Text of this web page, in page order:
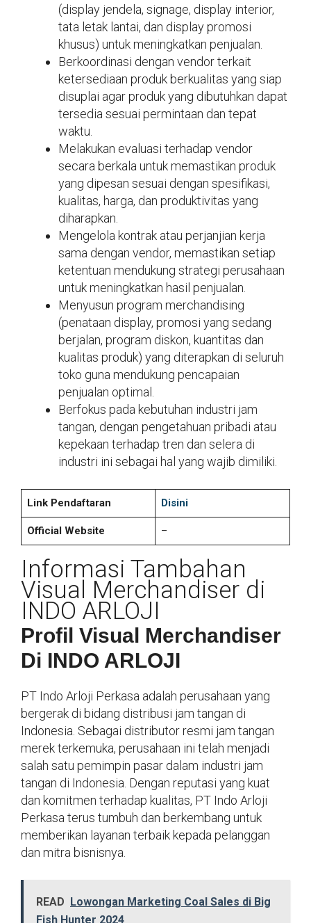
(display jendela, signage, display interior,
tata letak lantai, dan display promosi
khusus) untuk meningkatkan penjualan.
Berkoordinasi dengan vendor terkait
ketersediaan produk berkualitas yang siap
disuplai agar produk yang dibutuhkan dapat
tersedia sesuai permintaan dan tepat
waktu.
Melakukan evaluasi terhadap vendor
secara berkala untuk memastikan produk
yang dipesan sesuai dengan spesifikasi,
kualitas, harga, dan produktivitas yang
diharapkan.
Mengelola kontrak atau perjanjian kerja
sama dengan vendor, memastikan setiap
ketentuan mendukung strategi perusahaan
untuk meningkatkan hasil penjualan.
Menyusun program merchandising
(penataan display, promosi yang sedang
berjalan, program diskon, kuantitas dan
kualitas produk) yang diterapkan di seluruh
toko guna mendukung pencapaian
penjualan optimal.
Berfokus pada kebutuhan industri jam
tangan, dengan pengetahuan pribadi atau
kepekaan terhadap tren dan selera di
industri ini sebagai hal yang wajib dimiliki.
Link Pendaftaran Disini
Official Website –
Informasi Tambahan
Visual Merchandiser di
INDO ARLOJI
Profil Visual Merchandiser
Di INDO ARLOJI
PT Indo Arloji Perkasa adalah perusahaan yang
bergerak di bidang distribusi jam tangan di
Indonesia. Sebagai distributor resmi jam tangan
merek terkemuka, perusahaan ini telah menjadi
salah satu pemimpin pasar dalam industri jam
tangan di Indonesia. Dengan reputasi yang kuat
dan komitmen terhadap kualitas, PT Indo Arloji
Perkasa terus tumbuh dan berkembang untuk
memberikan layanan terbaik kepada pelanggan
dan mitra bisnisnya.
READ
Lowongan Marketing Coal Sales di Big
Fish Hunter 2024